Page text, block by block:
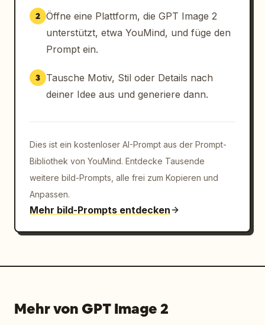
2 Öffne eine Plattform, die GPT Image 2
unterstützt, etwa YouMind, und füge den
Prompt ein.
3
Tausche Motiv, Stil oder Details nach
deiner Idee aus und generiere dann.
Dies ist ein kostenloser AI-Prompt aus der Prompt-
Bibliothek von YouMind. Entdecke Tausende
weitere bild-Prompts, alle frei zum Kopieren und
Anpassen.
Mehr bild-Prompts entdecken
Mehr von GPT Image 2